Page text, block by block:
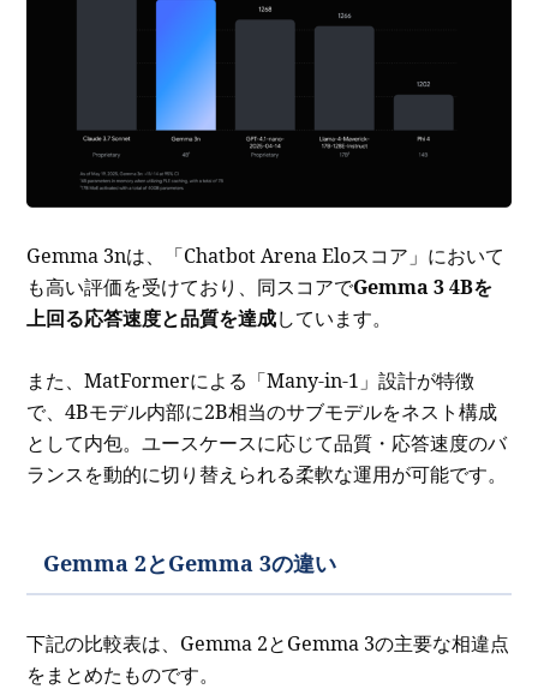
Gemma 3nは、「Chatbot Arena Eloスコア」において
も高い評価を受けており、同スコアでGemma 3 4Bを
上回る応答速度と品質を達成しています。
また、MatFormerによる「Many-in-1」設計が特徴
で、4Bモデル内部に2B相当のサブモデルをネスト構成
として内包。ユースケースに応じて品質・応答速度のバ
ランスを動的に切り替えられる柔軟な運用が可能です。
Gemma 2とGemma 3の違い
下記の比較表は、Gemma 2とGemma 3の主要な相違点
をまとめたものです。